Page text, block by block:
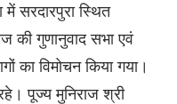
में सरदारपुरा स्थित
की गुणानुवाद सभा एवं
का विमोचन किया गया।
पूज्य मुनिराज श्री